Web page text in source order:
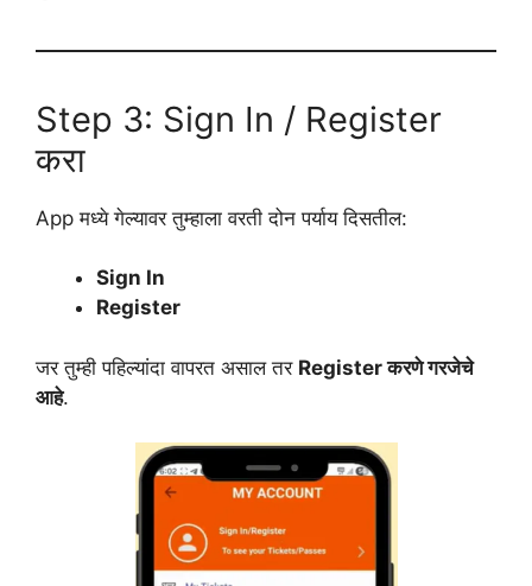
Step 3: Sign In / Register
करा
App मध्ये गेल्यावर तुम्हाला वरती दोन पर्याय दिसतील:
Sign In
Register
जर तुम्ही पहिल्यांदा वापरत असाल तर Register करणे गरजेचे
आहे.